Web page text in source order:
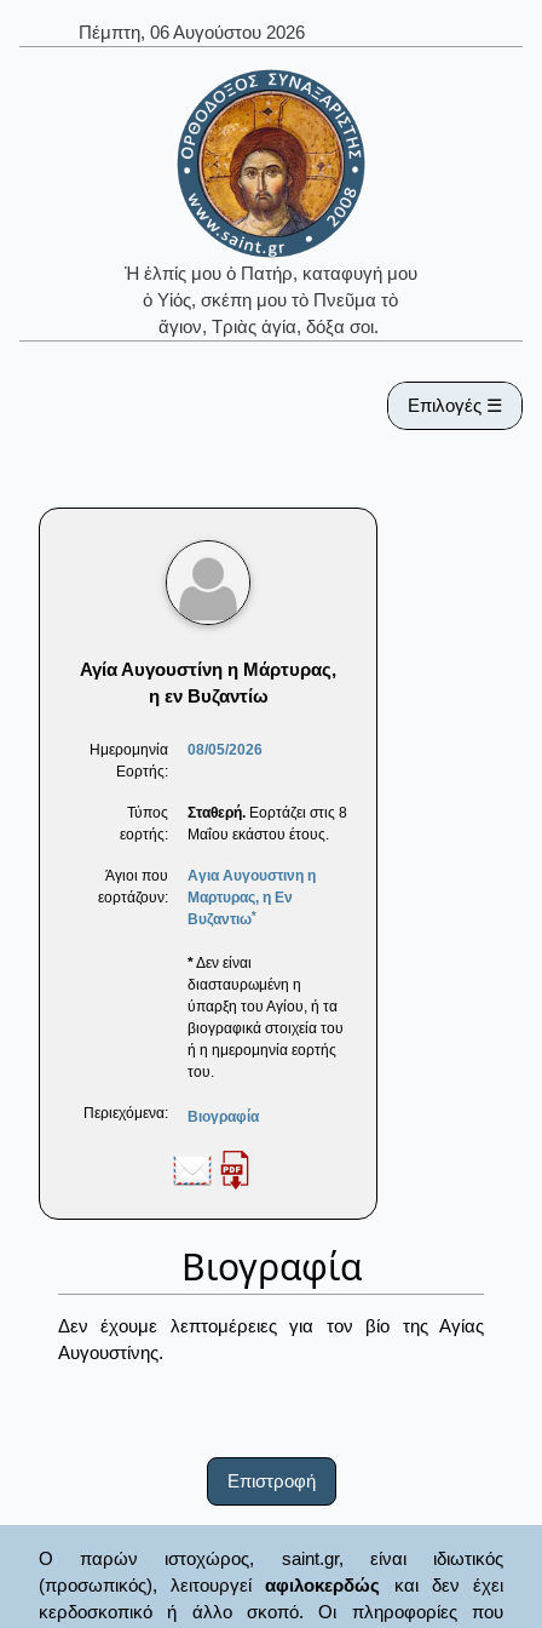
Πέμπτη, 06 Αυγούστου 2026
Ἡ ἐλπίς μου ὁ Πατήρ, καταφυγή μου
ὁ Υἱός, σκέπη μου τὸ Πνεῦμα τὸ
ἅγιον, Τριὰς ἁγία, δόξα σοι.
Επιλογές ☰
Αγία Αυγουστίνη η Μάρτυρας,
η εν Βυζαντίω
Ημερομηνία
Εορτής:
08/05/2026
Τύπος
εορτής:
Σταθερή. Εορτάζει στις 8
Μαΐου εκάστου έτους.
Άγιοι που
εορτάζουν:
Αγια Αυγουστινη η
Μαρτυρας, η Εν
Βυζαντιω*
*Δεν είναι
διασταυρωμένη η
ύπαρξη του Αγίου, ή τα
βιογραφικά στοιχεία του
ή η ημερομηνία εορτής
του.
Περιεχόμενα: Βιογραφία
Βιογραφία
Δεν έχουμε λεπτομέρειες για τον βίο της Αγίας
Αυγουστίνης.
Επιστροφή
Ο παρών ιστοχώρος, saint.gr, είναι ιδιωτικός
(προσωπικός), λειτουργείαφιλοκερδώς και δεν έχει
κερδοσκοπικό ή άλλο σκοπό. Οι πληροφορίες που